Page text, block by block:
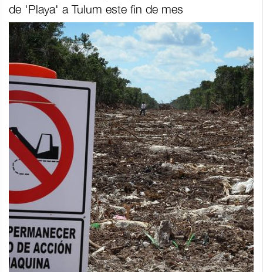
de 'Playa' a Tulum este fin de mes